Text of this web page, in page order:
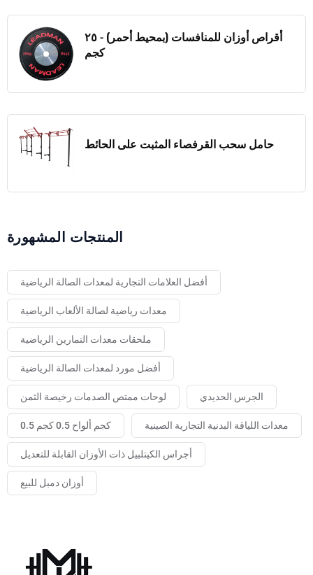
أقراص أوزان للمنافسات (بمحيط أحمر) - ٢٥
كجم
حامل سحب القرفصاء المثبت على الحائط
المنتجات المشهورة
أفضل العلامات التجارية لمعدات الصالة الرياضية
معدات رياضية لصالة الألعاب الرياضية
ملحقات معدات التمارين الرياضية
أفضل مورد لمعدات الصالة الرياضية
لوحات ممتص الصدمات رخيصة الثمن الجرس الحديدي
0.5 كجم ألواح 0.5 كجم معدات اللياقة البدنية التجارية الصينية
أجراس الكيتلبيل ذات الأوزان القابلة للتعديل
أوزان دمبل للبيع